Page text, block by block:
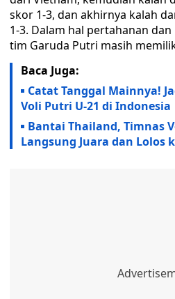
skor 1-3, dan akhirnya kalah
1-3. Dalam hal pertahanan
tim Garuda Putri masih
Baca Juga:
Catat Tanggal Mainnya!
Voli Putri U-21 di Indonesia
Bantai Thailand, Timnas
Langsung Juara dan Lolos